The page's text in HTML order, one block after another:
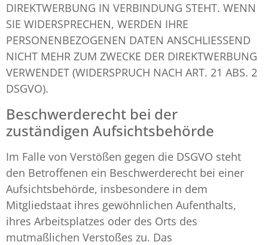
DIREKTWERBUNG IN VERBINDUNG STEHT. WENN
SIE WIDERSPRECHEN, WERDEN IHRE
PERSONENBEZOGENEN DATEN ANSCHLIESSEND
NICHT MEHR ZUM ZWECKE DER DIREKTWERBUNG
VERWENDET (WIDERSPRUCH NACH ART. 21 ABS. 2
DSGVO).
Beschwerde­recht bei der
zuständigen Aufsichts­behörde
Im Falle von Verstößen gegen die DSGVO steht
den Betroffenen ein Beschwerderecht bei einer
Aufsichtsbehörde, insbesondere in dem
Mitgliedstaat ihres gewöhnlichen Aufenthalts,
ihres Arbeitsplatzes oder des Orts des
mutmaßlichen Verstoßes zu. Das